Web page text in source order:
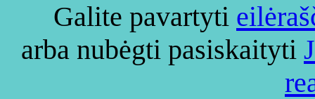
Galite pavartyti
arba nubėgti pasiskaityti